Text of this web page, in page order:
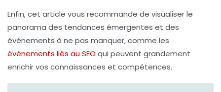
Enfin, cet article vous recommande de visualiser le
panorama des tendances émergentes et des
événements à ne pas manquer, comme les
événements liés au SEO qui peuvent grandement
enrichir vos connaissances et compétences.